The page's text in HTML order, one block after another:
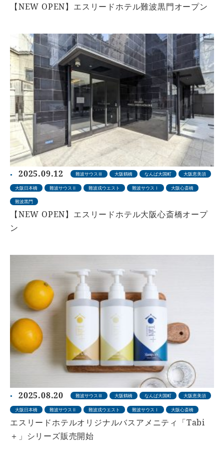
【NEW OPEN】エスリードホテル難波黒門オープン
2025.09.12 難波サウスⅢ 大阪鶴橋 なんば大国町 大阪恵美須
大阪日本橋 難波サウスⅡ 難波戎ウエスト 難波サウスⅠ 大阪心斎橋
難波黒門
【NEW OPEN】エスリードホテル大阪心斎橋オープ
ン
2025.08.20 難波サウスⅢ 大阪鶴橋 なんば大国町 大阪恵美須
大阪日本橋 難波サウスⅡ 難波戎ウエスト 難波サウスⅠ 大阪心斎橋
エスリードホテルオリジナルバスアメニティ「Tabi
＋」シリーズ販売開始